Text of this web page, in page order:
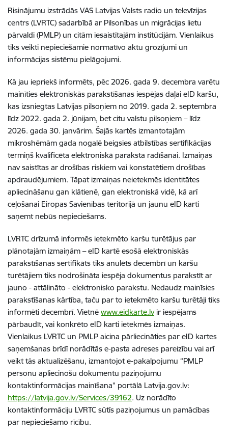
Risinājumu izstrādās VAS Latvijas Valsts radio un televīzijas
centrs (LVRTC) sadarbībā ar Pilsonības un migrācijas lietu
pārvaldi (PMLP) un citām iesaistītajām institūcijām. Vienlaikus
tiks veikti nepieciešamie normatīvo aktu grozījumi un
informācijas sistēmu pielāgojumi.
Kā jau iepriekš informēts, pēc 2026. gada 9. decembra varētu
mainīties elektroniskās parakstīšanas iespējas daļai eID karšu,
kas izsniegtas Latvijas pilsoņiem no 2019. gada 2. septembra
līdz 2022. gada 2. jūnijam, bet citu valstu pilsoņiem – līdz
2026. gada 30. janvārim. Šajās kartēs izmantotajām
mikroshēmām gada nogalē beigsies atbilstības sertifikācijas
termiņš kvalificēta elektroniskā paraksta radīšanai. Izmaiņas
nav saistītas ar drošības riskiem vai konstatētiem drošības
apdraudējumiem. Tāpat izmaiņas neietekmēs identitātes
apliecināšanu gan klātienē, gan elektroniskā vidē, kā arī
ceļošanai Eiropas Savienības teritorijā un jaunu eID karti
saņemt nebūs nepieciešams.
LVRTC drīzumā informēs ietekmēto karšu turētājus par
plānotajām izmaiņām – eID kartē esošā elektroniskās
parakstīšanas sertifikāts tiks anulēts decembrī un karšu
turētājiem tiks nodrošināta iespēja dokumentus parakstīt ar
jauno - attālināto - elektronisko parakstu. Nedaudz mainīsies
parakstīšanas kārtība, taču par to ietekmēto karšu turētāji tiks
informēti decembrī. Vietnē www.eidkarte.lvir iespējams
pārbaudīt, vai konkrēto eID karti ietekmēs izmaiņas.
Vienlaikus LVRTC un PMLP aicina pārliecināties par eID kartes
saņemšanas brīdī norādītās e-pasta adreses pareizību vai arī
veikt tās aktualizēšanu, izmantojot e-pakalpojumu “PMLP
personu apliecinošu dokumentu paziņojumu
kontaktinformācijas mainīšana” portālā Latvija.gov.lv:
https://latvija.gov.lv/Services/39162. Uz norādīto
kontaktinformāciju LVRTC sūtīs paziņojumus un pamācības
par nepieciešamo rīcību.